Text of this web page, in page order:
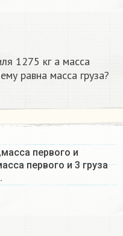
1275 кг а масса
равна масса груза?
первого и
первого и 3 груза